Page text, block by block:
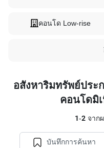
คอนโด Low-rise
อสังหาริมทรัพย์ประ
คอนโดมิ
1-2จาก
บันทึกการค้นหา